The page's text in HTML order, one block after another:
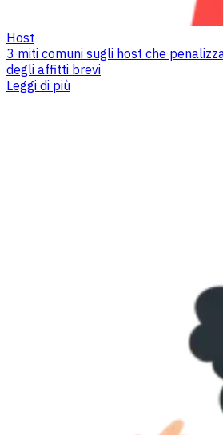
Host
3 miti comuni sugli host che
degli affitti brevi
Leggi di più